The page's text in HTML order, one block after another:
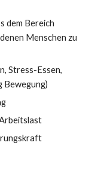
dem Bereich
Menschen zu
Stress-Essen,
Bewegung)